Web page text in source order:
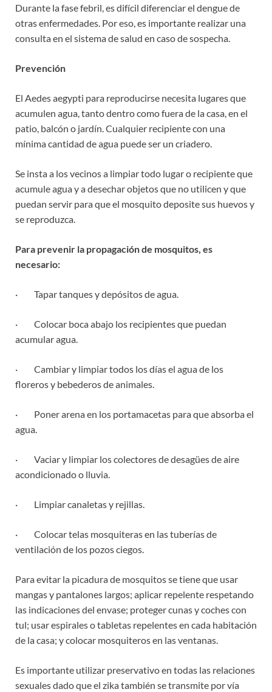
Durante la fase febril, es difícil diferenciar el dengue de
otras enfermedades. Por eso, es importante realizar una
consulta en el sistema de salud en caso de sospecha.
Prevención
El Aedes aegypti para reproducirse necesita lugares que
acumulen agua, tanto dentro como fuera de la casa, en el
patio, balcón o jardín. Cualquier recipiente con una
mínima cantidad de agua puede ser un criadero.
Se insta a los vecinos a limpiar todo lugar o recipiente que
acumule agua y a desechar objetos que no utilicen y que
puedan servir para que el mosquito deposite sus huevos y
se reproduzca.
Para prevenir la propagación de mosquitos, es
necesario:
· Tapar tanques y depósitos de agua.
· Colocar boca abajo los recipientes que puedan
acumular agua.
· Cambiar y limpiar todos los días el agua de los
floreros y bebederos de animales.
· Poner arena en los portamacetas para que absorba el
agua.
· Vaciar y limpiar los colectores de desagües de aire
acondicionado o lluvia.
· Limpiar canaletas y rejillas.
· Colocar telas mosquiteras en las tuberías de
ventilación de los pozos ciegos.
Para evitar la picadura de mosquitos se tiene que usar
mangas y pantalones largos; aplicar repelente respetando
las indicaciones del envase; proteger cunas y coches con
tul; usar espirales o tabletas repelentes en cada habitación
de la casa; y colocar mosquiteros en las ventanas.
Es importante utilizar preservativo en todas las relaciones
sexuales dado que el zika también se transmite por vía